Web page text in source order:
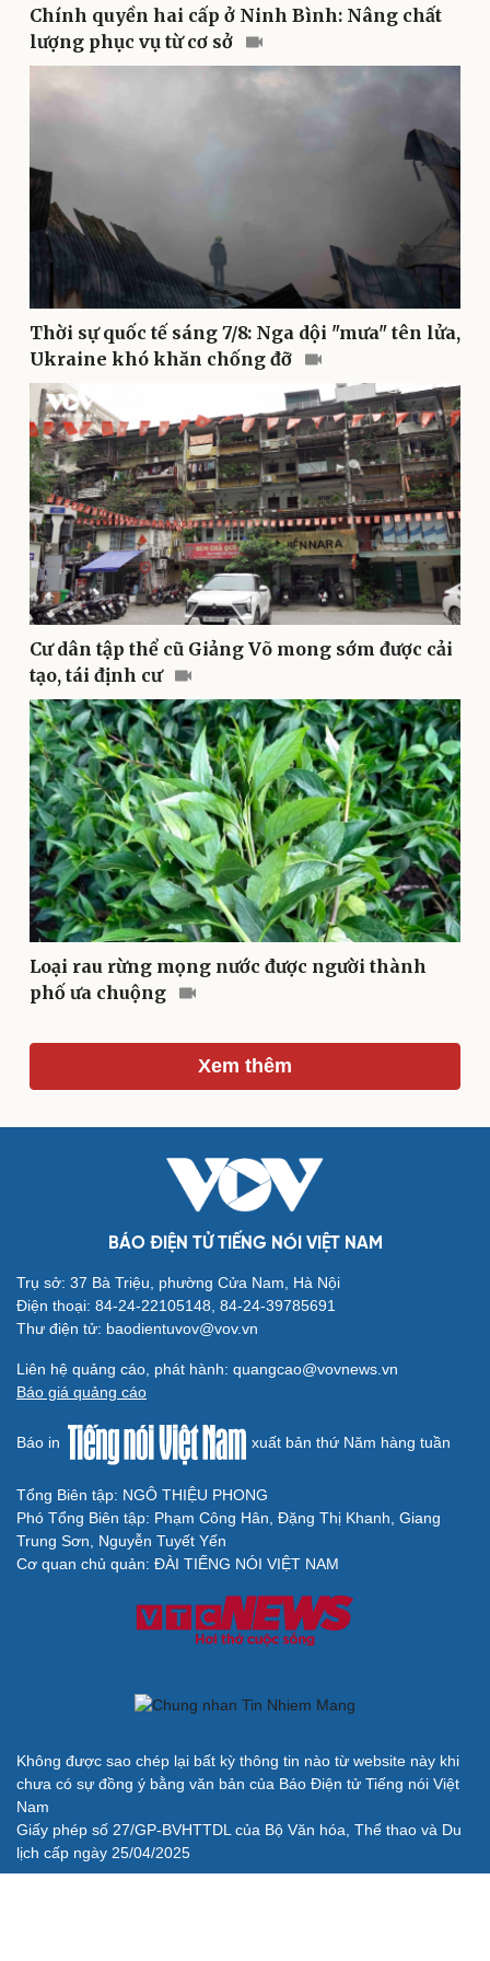
Nhi khoa
Nam khoa
Làm đẹp - giảm cân
Phòng mạch online
Ăn sạch sống khỏe
Đời sống
Văn hóa
Sân khấu - Điện ảnh
Văn học
Âm nhạc
Di sản
Giải trí
Nghệ sĩ
Tư vấn
Podcast
Câu chuyện thời sự
Kể chuyện cho bé
Hạt giống tâm hồn
Cải chính
Chính quyền hai cấp ở Ninh Bình: Nâng chất
lượng phục vụ từ cơ sở
Thời sự quốc tế sáng 7/8: Nga dội "mưa" tên lửa,
Ukraine khó khăn chống đỡ
Cư dân tập thể cũ Giảng Võ mong sớm được cải
tạo, tái định cư
Loại rau rừng mọng nước được người thành
phố ưa chuộng
Xem thêm
BÁO ĐIỆN TỬ TIẾNG NÓI VIỆT NAM
Trụ sở: 37 Bà Triệu, phường Cửa Nam, Hà Nội
Điện thoại: 84-24-22105148, 84-24-39785691
Thư điện tử: baodientuvov@vov.vn
Liên hệ quảng cáo, phát hành: quangcao@vovnews.vn
Báo giá quảng cáo
Báo in xuất bản thứ Năm hàng tuần
Tổng Biên tập: NGÔ THIỆU PHONG
Phó Tổng Biên tập: Phạm Công Hân, Đặng Thị Khanh, Giang
Trung Sơn, Nguyễn Tuyết Yến
Cơ quan chủ quản: ĐÀI TIẾNG NÓI VIỆT NAM
Không được sao chép lại bất kỳ thông tin nào từ website này khi
chưa có sự đồng ý bằng văn bản của Báo Điện tử Tiếng nói Việt
Nam
Giấy phép số 27/GP-BVHTTDL của Bộ Văn hóa, Thể thao và Du
lịch cấp ngày 25/04/2025